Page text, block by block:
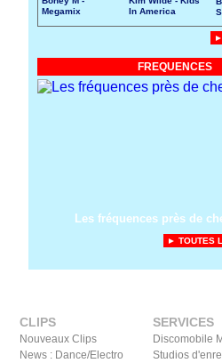
Megamix
In America
FREQUENCES
Les fréquences près de
► TOUTES
CLIPS
Nouveaux Clips
News : Dance/Electro
SERVICES
Discomobile
Studios